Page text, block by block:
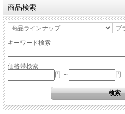
商品検索
キーワード検索
価格帯検索
円 ～
円